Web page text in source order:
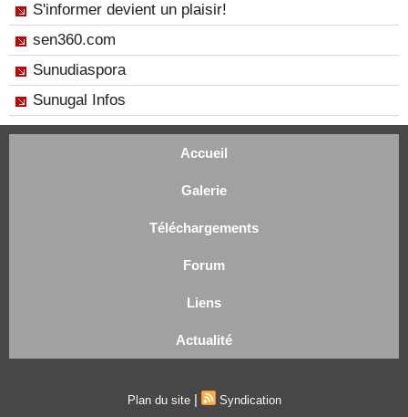
S'informer devient un plaisir!
sen360.com
Sunudiaspora
Sunugal Infos
Accueil
Galerie
Téléchargements
Forum
Liens
Actualité
Plan du site | Syndication